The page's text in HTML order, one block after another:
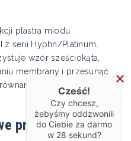
plastra miodu
z serii Hyphn/Platinum,
wzór sześciokąta,
membrany i przesunąć
do RST II.
przetworniki
Cześć!
Czy chcesz,
żebyśmy oddzwonili
do Ciebie za darmo
w 28 sekund?